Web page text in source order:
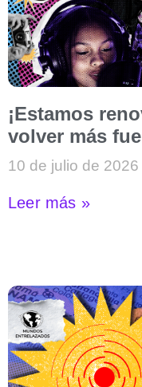
¡Estamos
volver más
10 de julio de 2026
Leer más »